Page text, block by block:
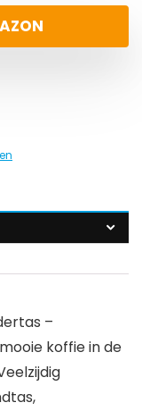
–
koffie in de